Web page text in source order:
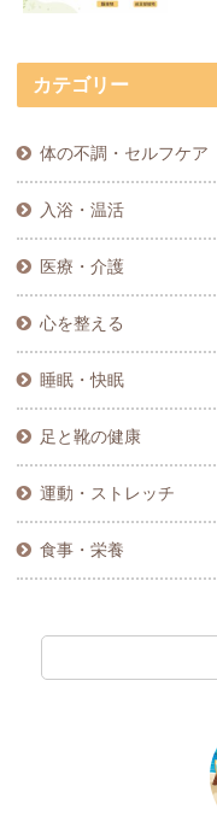
カテゴリー
体の不調・セルフケア
入浴・温活
医療・介護
心を整える
睡眠・快眠
足と靴の健康
運動・ストレッチ
食事・栄養